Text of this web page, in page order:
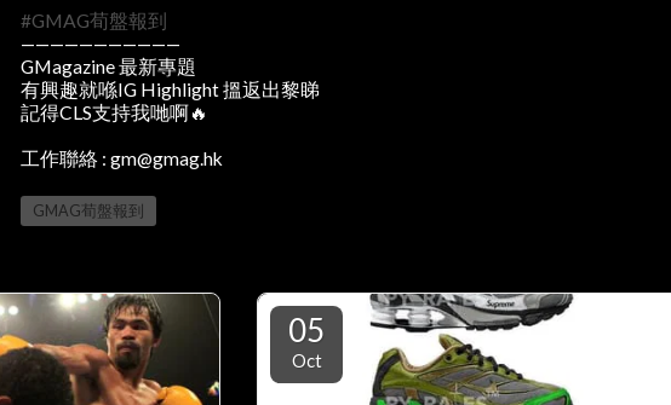
#GMAG荀盤報到
———————————
GMagazine 最新專題
有興趣就喺IG Highlight 搵返出黎睇
記得CLS支持我哋啊🔥
工作聯絡 : gm@gmag.hk
GMAG荀盤報到
05
Oct